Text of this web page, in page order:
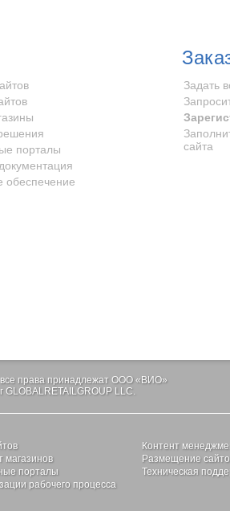
порталы
обеспечение
Задать
сайта
права принадлежат ООО «ВИО»
GLOBALRETAILGROUP LLC.
магазинов
порталы
рабочего процесса
Контент
Размещение
Техническая